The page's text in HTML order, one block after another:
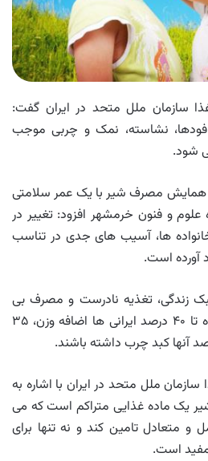
سازمان ملل متحد در ایران گفت:
نشاسته، نمک و چربی موجب
شود.
همایش مصرف شیر با یک عمر سلامتی
علوم و فنون خرمشهر افزود: تغییر در
ها، آسیب های جدی در تناسب
آورده است.
زندگی، تغذیه نادرست و مصرف بی
رویه دارو در ایران باعث شده تا ۴۰ درصد ایرانی ها اضافه وزن، ۳۵
سازمان ملل متحد در ایران با اشاره به
یک ماده غذایی متراکم است که می
و متعادل تامین کند و نه تنها برای
مفید است.